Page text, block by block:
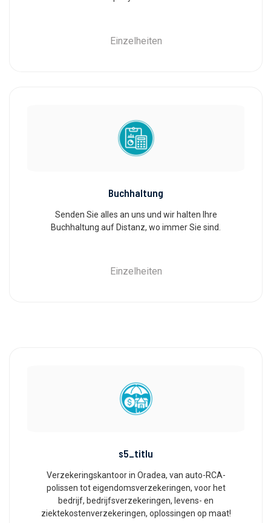
Einzelheiten
Buchhaltung
Senden Sie alles an uns und wir halten Ihre
Buchhaltung auf Distanz, wo immer Sie sind.
Einzelheiten
s5_titlu
Verzekeringskantoor in Oradea, van auto-RCA-
polissen tot eigendomsverzekeringen, voor het
bedrijf, bedrijfsverzekeringen, levens- en
ziektekostenverzekeringen, oplossingen op maat!